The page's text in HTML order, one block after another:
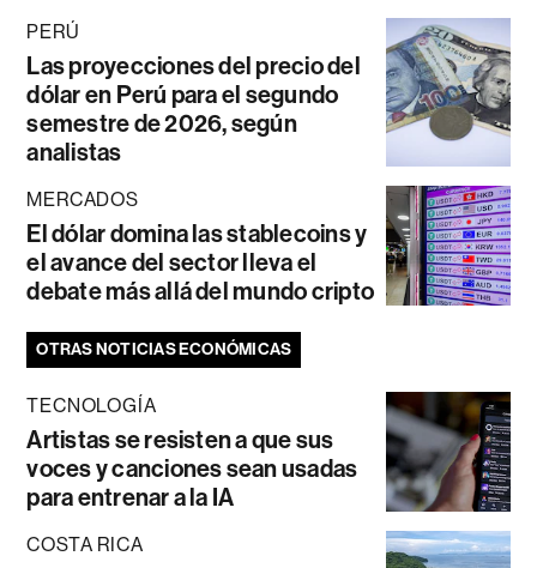
PERÚ
Las proyecciones del precio del
dólar en Perú para el segundo
semestre de 2026, según
analistas
MERCADOS
El dólar domina las stablecoins y
el avance del sector lleva el
debate más allá del mundo cripto
OTRAS NOTICIAS ECONÓMICAS
TECNOLOGÍA
Artistas se resisten a que sus
voces y canciones sean usadas
para entrenar a la IA
COSTA RICA